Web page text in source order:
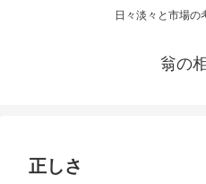
日々淡々と市場の
翁の
正しさ